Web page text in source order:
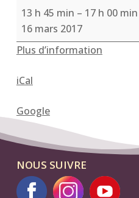
Visite
de
l’écovillage
13 h 45 min – 17 h 00 min
16 mars 2017
Plus d’information
iCal
Google
NOUS SUIVRE